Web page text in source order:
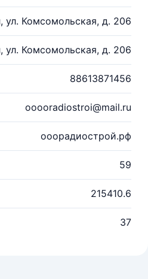
ул. Комсомольская, д. 206
ул. Комсомольская, д. 206
88613871456
ooooradiostroi@mail.ru
ооорадиострой.рф
59
215410.6
37